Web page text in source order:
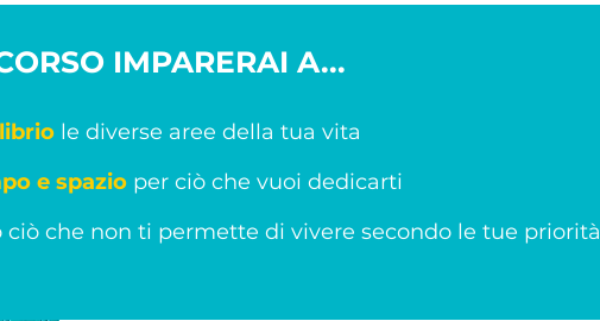
IMPARERAI A...
le diverse aree della tua vita
e spazio per ciò che vuoi dedicarti
che non ti permette di vivere secondo le tue priorità